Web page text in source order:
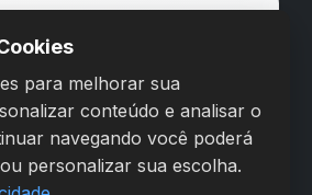
naquele que me fortalece.
FILIPENSES 4:13
pelo WhatsApp
para melhorar sua
conteúdo e analisar o
navegando você poderá
personalizar sua escolha.